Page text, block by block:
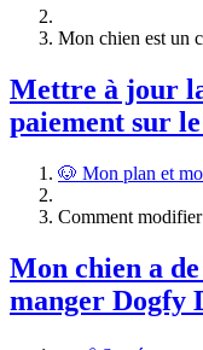
Mon chien est un
Mettre à jour
paiement sur
🐶 Mon plan et
Comment
Mon chien a
manger Dogfy